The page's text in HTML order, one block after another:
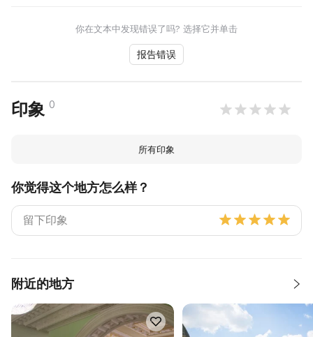
你在文本中发现错误了吗? 选择它并单击
报告错误
印象 0
所有印象
你觉得这个地方怎么样？
附近的地方